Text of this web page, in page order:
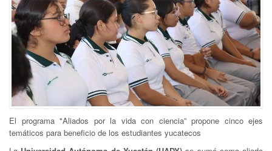
El programa "Aliados por la vida con ciencia” propone cinco ejes
temáticos para beneficio de los estudiantes yucatecos